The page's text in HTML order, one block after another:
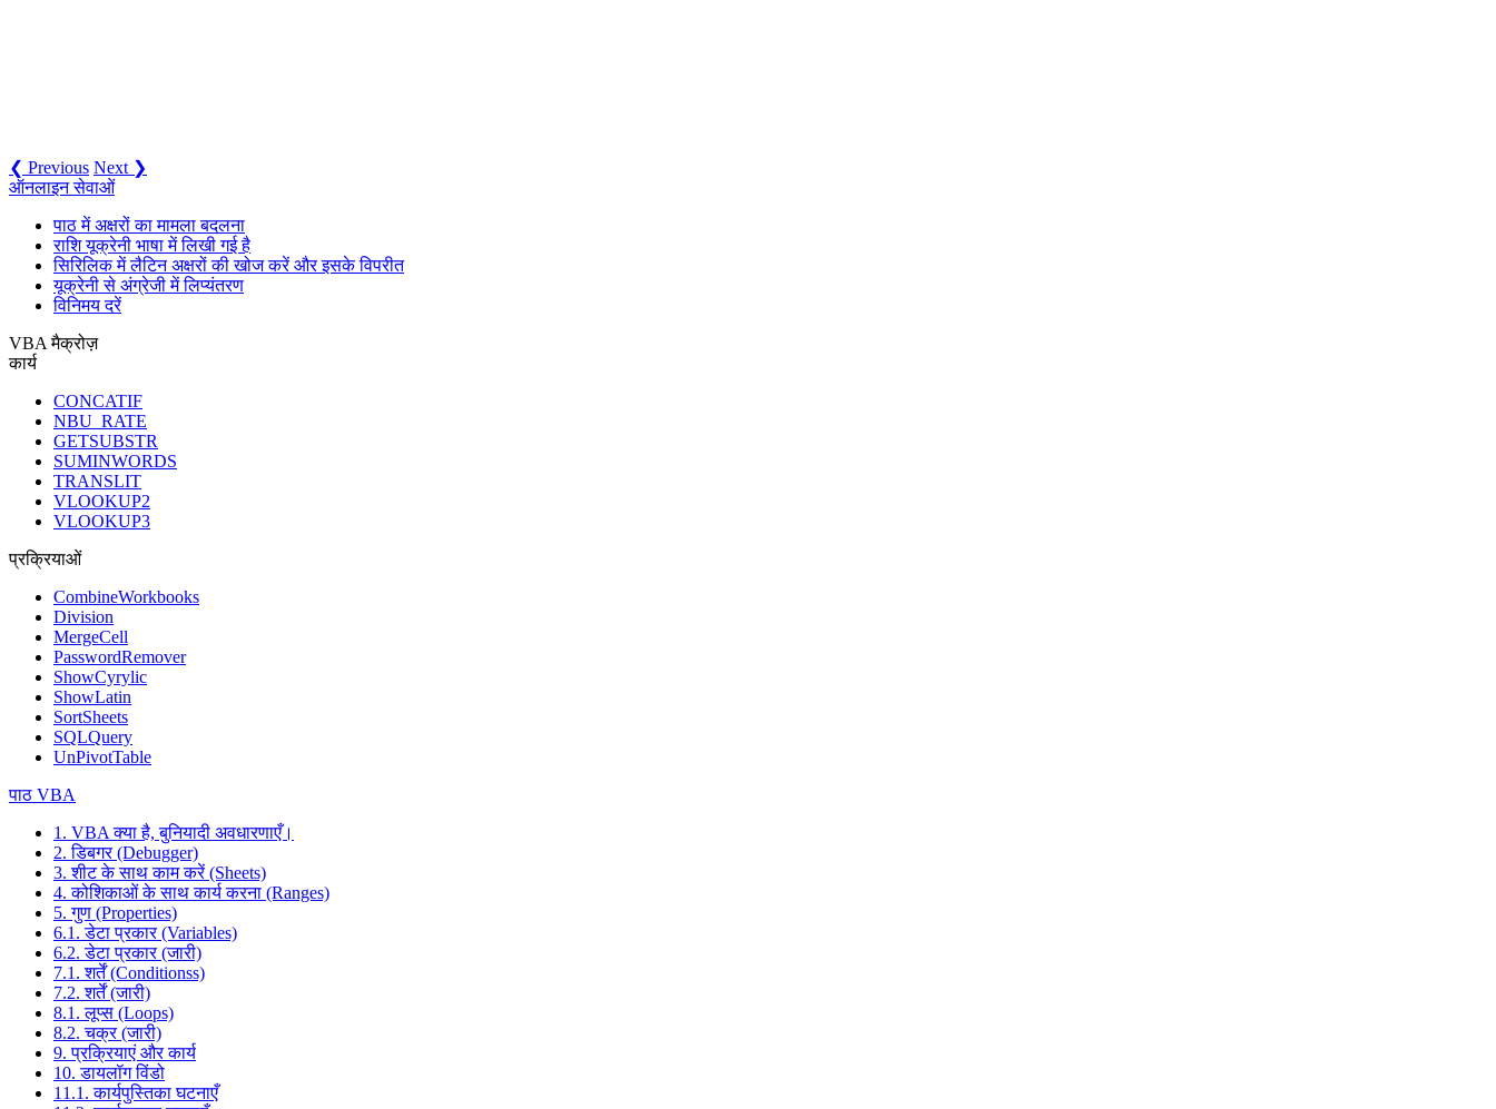
❮ Previous Next ❯
ऑनलाइन सेवाओं
पाठ में अक्षरों का मामला बदलना
राशि यूक्रेनी भाषा में लिखी गई है
सिरिलिक में लैटिन अक्षरों की खोज करें और इसके विपरीत
यूक्रेनी से अंग्रेजी में लिप्यंतरण
विनिमय दरें
VBA मैक्रोज़
कार्य
CONCATIF
NBU_RATE
GETSUBSTR
SUMINWORDS
TRANSLIT
VLOOKUP2
VLOOKUP3
प्रक्रियाओं
CombineWorkbooks
Division
MergeCell
PasswordRemover
ShowCyrylic
ShowLatin
SortSheets
SQLQuery
UnPivotTable
पाठ VBA
1. VBA क्या है, बुनियादी अवधारणाएँ।
2. डिबगर (Debugger)
3. शीट के साथ काम करें (Sheets)
4. कोशिकाओं के साथ कार्य करना (Ranges)
5. गुण (Properties)
6.1. डेटा प्रकार (Variables)
6.2. डेटा प्रकार (जारी)
7.1. शर्तें (Conditionss)
7.2. शर्तें (जारी)
8.1. लूप्स (Loops)
8.2. चक्र (जारी)
9. प्रक्रियाएं और कार्य
10. डायलॉग विंडो
11.1. कार्यपुस्तिका घटनाएँ